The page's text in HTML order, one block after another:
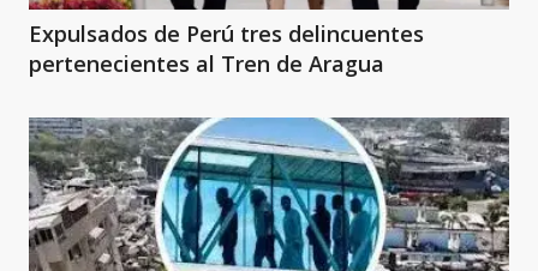
Expulsados de Perú tres delincuentes
pertenecientes al Tren de Aragua